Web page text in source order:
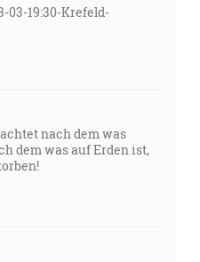
03-19:30-Krefeld-
nach dem was
dem was auf Erden ist,